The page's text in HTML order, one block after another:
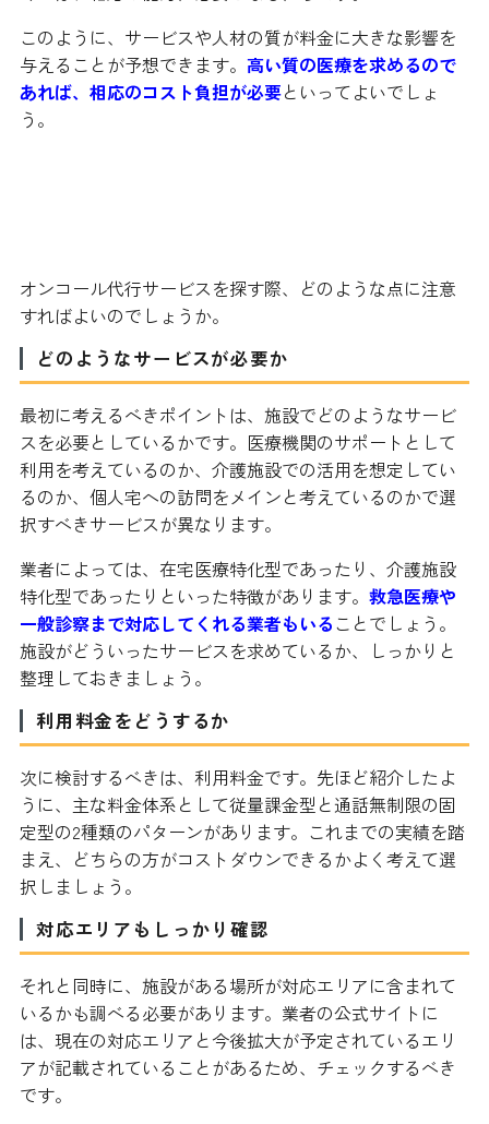
このように、サービスや人材の質が料金に大きな影響を
与えることが予想できます。 高い質の医療を求めるので
あれば、相応のコスト負担が必要といってよいでしょ
う。
オンコール代行サービスを探す際、どのような点に注意
すればよいのでしょうか。
どのようなサービスが必要か
最初に考えるべきポイントは、施設でどのようなサービ
スを必要としているかです。医療機関のサポートとして
利用を考えているのか、介護施設での活用を想定してい
るのか、個人宅への訪問をメインと考えているのかで選
択すべきサービスが異なります。
業者によっては、在宅医療特化型であったり、介護施設
特化型であったりといった特徴があります。 救急医療や
一般診察まで対応してくれる業者もいることでしょう。
施設がどういったサービスを求めているか、しっかりと
整理しておきましょう。
利用料金をどうするか
次に検討するべきは、利用料金です。先ほど紹介したよ
うに、主な料金体系として従量課金型と通話無制限の固
定型の2種類のパターンがあります。これまでの実績を踏
まえ、どちらの方がコストダウンできるかよく考えて選
択しましょう。
対応エリアもしっかり確認
それと同時に、施設がある場所が対応エリアに含まれて
いるかも調べる必要があります。業者の公式サイトに
は、現在の対応エリアと今後拡大が予定されているエリ
アが記載されていることがあるため、チェックするべき
です。